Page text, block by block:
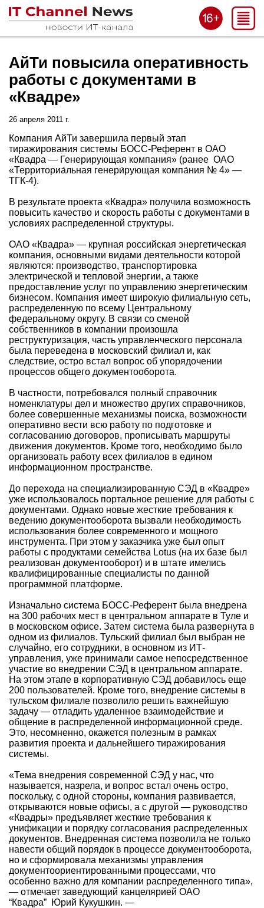
АйТи повысила оперативность
работы с документами в
«Квадре»
26 апреля 2011 г.
Компания АйТи завершила первый этап
тиражирования системы БОСС-Референт в ОАО
«Квадра — Генерирующая компания» (ранее ОАО
«Территориа́льная генери́рующая компа́ния № 4» —
ТГК-4).
В результате проекта «Квадра» получила возможность
повысить качество и скорость работы с документами в
условиях распределенной структуры.
ОАО «Квадра» — крупная российская энергетическая
компания, основными видами деятельности которой
являются: производство, транспортировка
электрической и тепловой энергии, а также
предоставление услуг по управлению энергетическим
бизнесом. Компания имеет широкую филиальную сеть,
распределенную по всему Центральному
федеральному округу. В связи со сменой
собственников в компании произошла
реструктуризация, часть управленческого персонала
была переведена в московский филиал и, как
следствие, остро встал вопрос об упорядочении
процессов общего документооборота.
В частности, потребовался полный справочник
номенклатуры дел и множество других справочников,
более совершенные механизмы поиска, возможности
оперативно вести всю работу по подготовке и
согласованию договоров, прописывать маршруты
движения документов. Кроме того, необходимо было
организовать работу всех филиалов в едином
информационном пространстве.
До перехода на специализированную СЭД в «Квадре»
уже использовалось портальное решение для работы с
документами. Однако новые жесткие требования к
ведению документооборота вызвали необходимость
использования более современного и мощного
инструмента. При этом у заказчика уже был опыт
работы с продуктами семейства Lotus (на их базе был
реализован документооборот) и в штате имелись
квалифицированные специалисты по данной
программной платформе.
Изначально система БОСС-Референт была внедрена
на 300 рабочих мест в центральном аппарате в Туле и
в московском офисе. Затем система была развернута в
одном из филиалов. Тульский филиал был выбран не
случайно, его сотрудники, в основном из ИТ-
управления, уже принимали самое непосредственное
участие во внедрении СЭД в центральном аппарате.
На этом этапе в корпоративную СЭД добавилось еще
200 пользователей. Кроме того, внедрение системы в
тульском филиале позволило решить важнейшую
задачу — отладить удаленное взаимодействие и
общение в распределенной информационной среде.
Это, несомненно, окажется полезным в рамках
развития проекта и дальнейшего тиражирования
системы.
«Тема внедрения современной СЭД у нас, что
называется, назрела, и вопрос встал очень остро,
поскольку, с одной стороны, компания развивается,
открываются новые офисы, а с другой — руководство
«Квадры» предъявляет жесткие требования к
унификации и порядку согласования распределенных
документов. Внедренная система позволила не только
навести общий порядок в процессе документооборота,
но и сформировала механизмы управления
документоориентированными процессами, что
особенно важно для компании распределенного типа»,
— отмечает заведующий канцелярией ОАО
“Квадра” Юрий Кукушкин. —